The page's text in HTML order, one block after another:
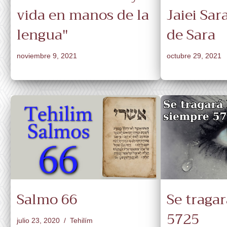
vida en manos de la
lengua"
noviembre 9, 2021
Jaiei
de Sara
octubre 29, 2021
Salmo 66
julio 23, 2020 Tehilím
Se
5725